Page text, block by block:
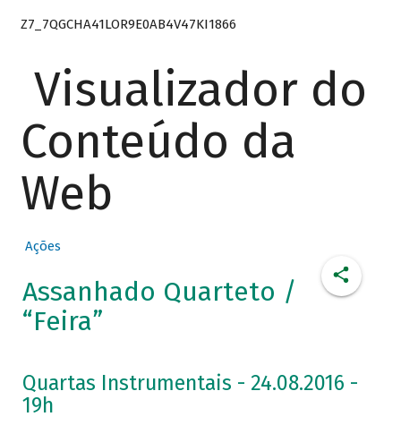
Z7_7QGCHA41LOR9E0AB4V47KI1866
Visualizador do
Conteúdo da
Web
Ações
Assanhado Quarteto /
“Feira”
Quartas Instrumentais - 24.08.2016 -
19h